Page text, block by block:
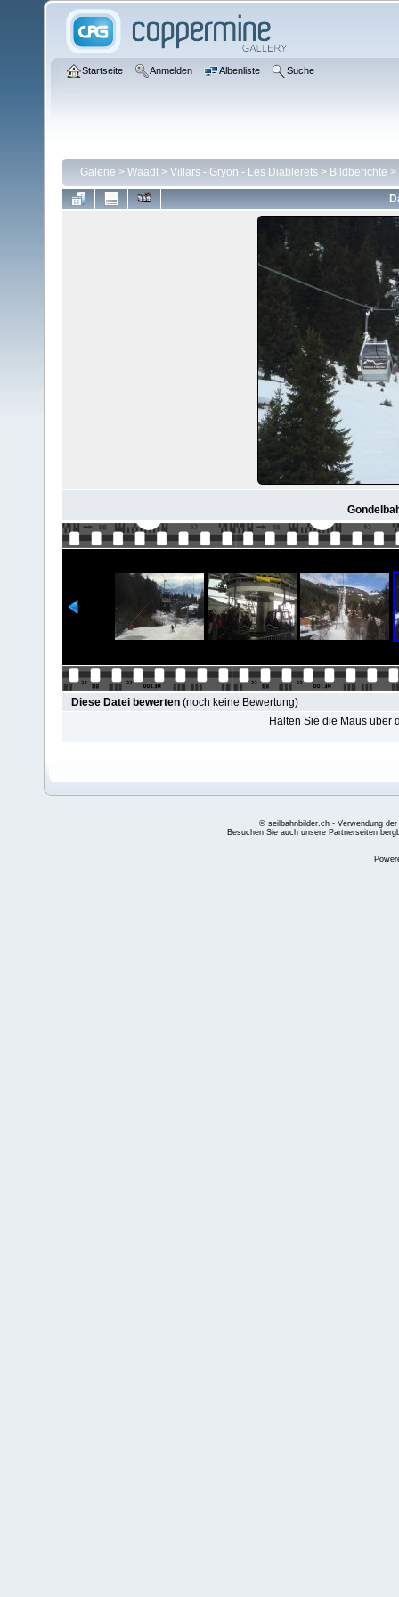
Startseite Anmelden Albenliste Suche
Galerie > Waadt > Villars - Gryon - Les Diablerets > Bildberichte >
Diese Datei bewerten (noch keine Bewertung)
Halten Sie die Maus über
© seilbahnbilder.ch - Verwendung
Besuchen Sie auch unsere Partnerseiten